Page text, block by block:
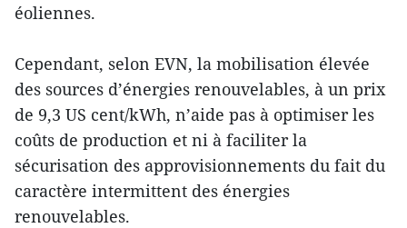
éoliennes.
Cependant, selon EVN, la mobilisation élevée
des sources d’énergies renouvelables, à un prix
de 9,3 US cent/kWh, n’aide pas à optimiser les
coûts de production et ni à faciliter la
sécurisation des approvisionnements du fait du
caractère intermittent des énergies
renouvelables.